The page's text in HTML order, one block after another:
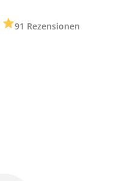
91 Rezensionen